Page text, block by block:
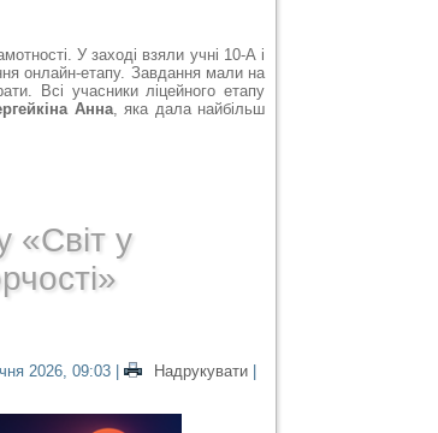
У заході взяли учні 10-А і
онлайн-етапу. Завдання мали на
Всі учасники ліцейного етапу
Анна, яка дала найбільш
«Світ у
2026, 09:03| Надрукувати